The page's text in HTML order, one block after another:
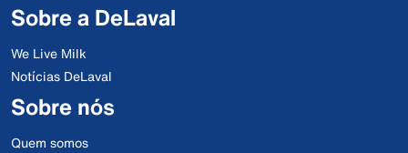
Sobre a DeLaval
We Live Milk
Notícias DeLaval
Sobre nós
Quem somos